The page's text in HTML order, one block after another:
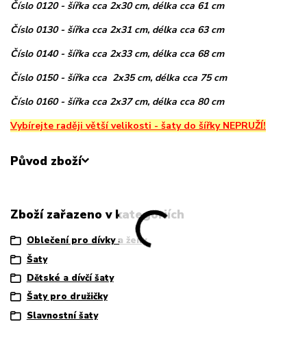
Číslo 0120 - šířka cca 2x30 cm, délka cca 61 cm
Číslo 0130 - šířka cca 2x31 cm, délka cca 63 cm
Číslo 0140 - šířka cca 2x33 cm, délka cca 68 cm
Číslo 0150 - šířka cca 2x35 cm, délka cca 75 cm
Číslo 0160 - šířka cca 2x37 cm, délka cca 80 cm
Vybírejte raději větší velikosti - šaty do šířky NEPRUŽÍ!
Původ zboží
Zboží zařazeno v kategoriích
Oblečení pro dívky a ženy
Šaty
Dětské a dívčí šaty
Šaty pro družičky
Slavnostní šaty